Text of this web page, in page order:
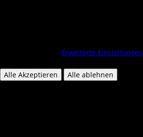
Erweiterte Einstellungen
Alle Akzeptieren Alle ablehnen